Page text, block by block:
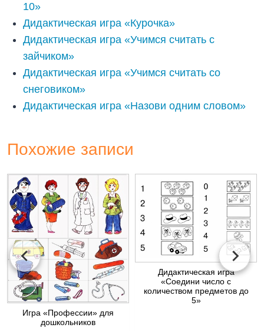
10»
Дидактическая игра «Курочка»
Дидактическая игра «Учимся считать с
зайчиком»
Дидактическая игра «Учимся считать со
снеговиком»
Дидактическая игра «Назови одним словом»
Похожие записи
Игра «Профессии» для
дошкольников
Дидактическая игра
«Соедини число с
количеством предметов до
5»